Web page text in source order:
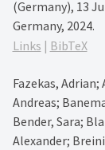
(Germany), 13
Germany, 2024.
Links | BibTeX
Fazekas,
Andreas;
Bender, Sara;
Alexander;